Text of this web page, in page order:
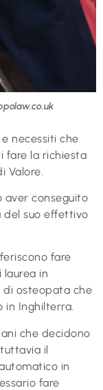
e necessiti che
fare la richiesta
Valore.
aver conseguito
del suo effettivo
fare
laurea in
di osteopata che
in Inghilterra.
che decidono
il
in
fare